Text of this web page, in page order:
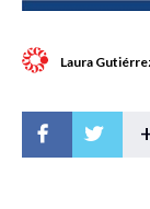
Laura